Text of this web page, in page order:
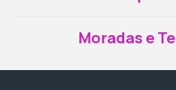
Moradas e